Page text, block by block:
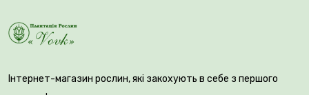
становятся оранжевыми и желтыми. Цветки
держатся достаточно долго, более 10 дней. Роза
Інтернет-магазин рослин, які закохують в себе з першого